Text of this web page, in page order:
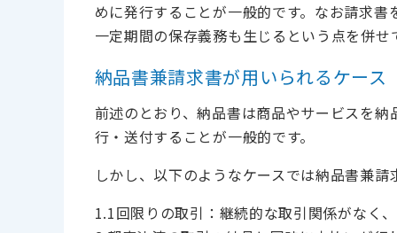
めに発行することが一般的です。なお請求
一定期間の保存義務も生じるという点を併
納品書兼請求書が用いられるケース
前述のとおり、納品書は商品やサービスを
行・送付することが一般的です。
しかし、以下のようなケースでは納品書兼
1.1回限りの取引：継続的な取引関係がなく